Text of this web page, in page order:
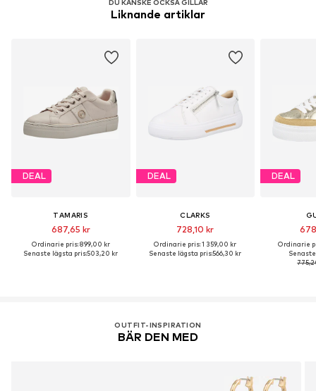
DU KANSKE OCKSÅ GILLAR
Liknande artiklar
DEAL
TAMARIS
687,65 kr
Ordinarie pris: 899,00 kr
Senaste lägsta pris:503,20 kr
DEAL
CLARKS
728,10 kr
Ordinarie pris: 1 359,00 kr
Senaste lägsta pris:566,30 kr
DEAL
Ordinarie
OUTFIT-INSPIRATION
BÄR DEN MED